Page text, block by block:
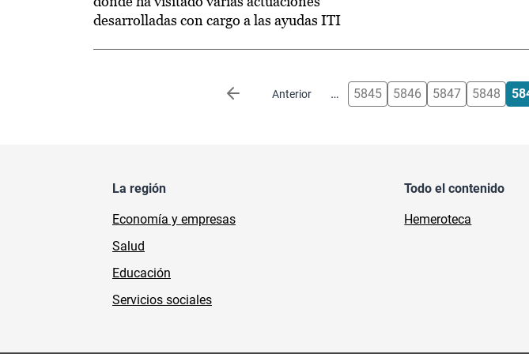
desarrolladas con cargo a las ayudas ITI
Anterior
Página anterior … 5845 5846 5847 5848
La región
Economía y empresas
Salud
Educación
Servicios sociales
Todo el contenido
Hemeroteca